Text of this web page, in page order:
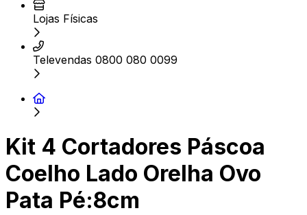
Lojas Físicas
Televendas 0800 080 0099
Kit 4 Cortadores Páscoa
Coelho Lado Orelha Ovo
Pata Pé:8cm